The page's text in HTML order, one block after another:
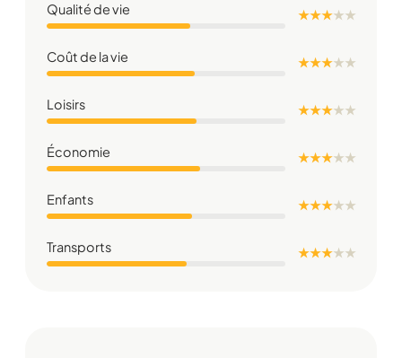
Qualité de vie ★ ★ ★★★
Coût de la vie ★ ★ ★★★
Loisirs ★ ★ ★★★
Économie ★ ★ ★★★
Enfants ★ ★ ★★★
Transports ★ ★ ★★★